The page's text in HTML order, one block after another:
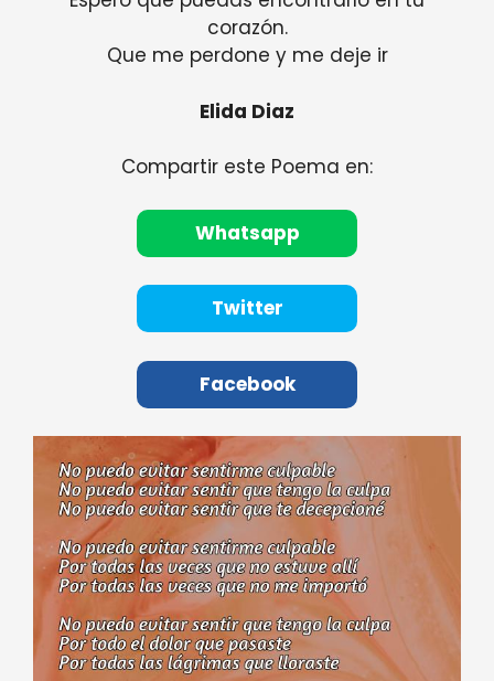
corazón.
Que me perdone y me deje ir
Elida Diaz
Compartir este Poema en:
Whatsapp
Twitter
Facebook